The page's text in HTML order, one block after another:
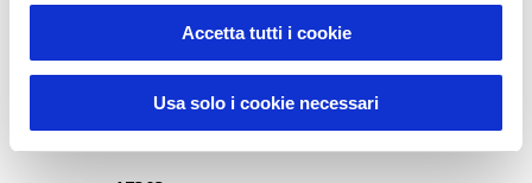
Accetta tutti i cookie
Usa solo i cookie necessari